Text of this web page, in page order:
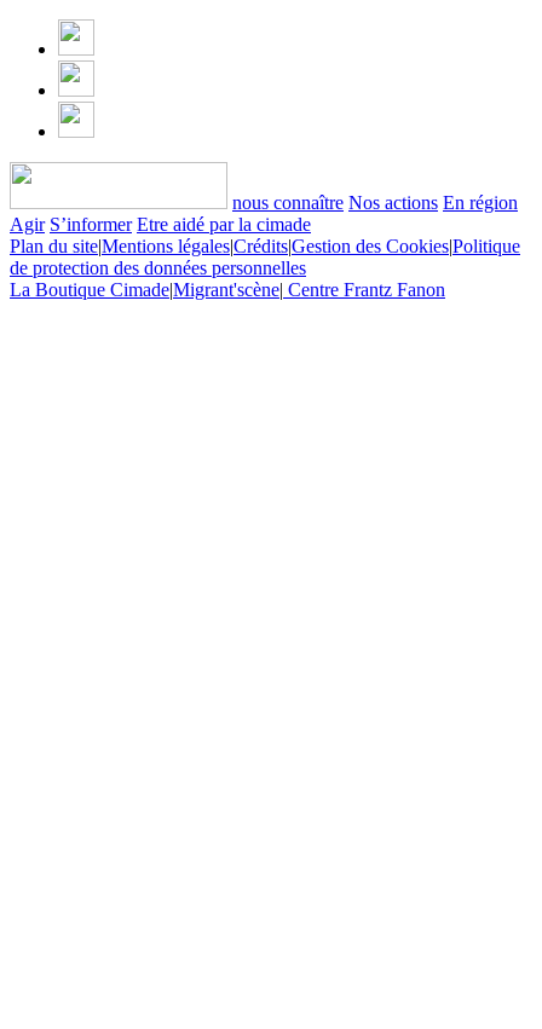
nous connaître Nos actions En région
Agir S’informer Etre aidé par la cimade
Plan du site|Mentions légales|Crédits|Gestion des Cookies|Politique
de protection des données personnelles
La Boutique Cimade|Migrant'scène| Centre Frantz Fanon